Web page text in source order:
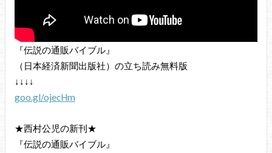
『伝説の通販バイブル』
（日本経済新聞出版社）の立ち読み無料版
↓↓↓↓
goo.gl/ojecHm
★西村公児の新刊★
『伝説の通販バイブル』